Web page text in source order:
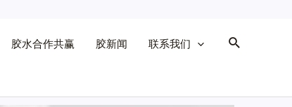
胶水合作共赢 胶新闻 联系我们